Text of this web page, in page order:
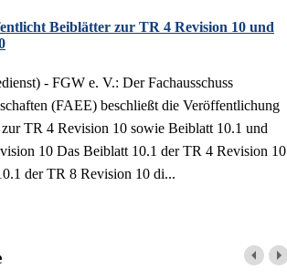
Beiblätter zur TR 4 Revision 10 und
- FGW e. V.: Der Fachausschuss
(FAEE) beschließt die Veröffentlichung
TR 4 Revision 10 sowie Beiblatt 10.1 und
10 Das Beiblatt 10.1 der TR 4 Revision 10
der TR 8 Revision 10 di...